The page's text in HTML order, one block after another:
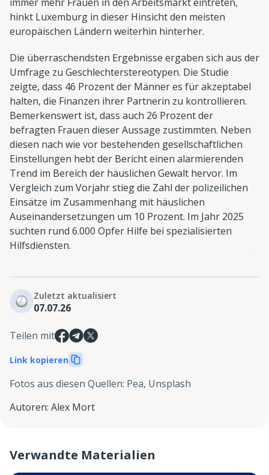
hinkt Luxemburg in dieser Hinsicht den meisten
europäischen Ländern weiterhin hinterher.
Die überraschendsten Ergebnisse ergaben sich aus der
Umfrage zu Geschlechterstereotypen. Die Studie
zeigte, dass 46 Prozent der Männer es für akzeptabel
halten, die Finanzen ihrer Partnerin zu kontrollieren.
Bemerkenswert ist, dass auch 26 Prozent der
befragten Frauen dieser Aussage zustimmten. Neben
diesen nach wie vor bestehenden gesellschaftlichen
Einstellungen hebt der Bericht einen alarmierenden
Trend im Bereich der häuslichen Gewalt hervor. Im
Vergleich zum Vorjahr stieg die Zahl der polizeilichen
Einsätze im Zusammenhang mit häuslichen
Auseinandersetzungen um 10 Prozent. Im Jahr 2025
suchten rund 6.000 Opfer Hilfe bei spezialisierten
Hilfsdiensten.
Zuletzt aktualisiert
07.07.26
Teilen mit
Link kopieren
Fotos aus diesen Quellen: Pea, Unsplash
Autoren: Alex Mort
Verwandte Materialien